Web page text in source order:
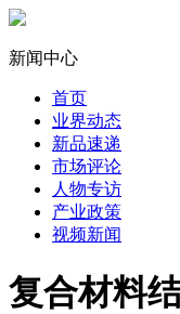
新闻中心
首页
业界动态
新品速递
市场评论
人物专访
产业政策
视频新闻
复合材料